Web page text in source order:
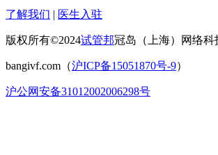
了解我们 | 医生入驻
版权所有©2024试管邦冠岛（上海）网络科
bangivf.com（沪ICP备15051870号-9）
沪公网安备31012002006298号